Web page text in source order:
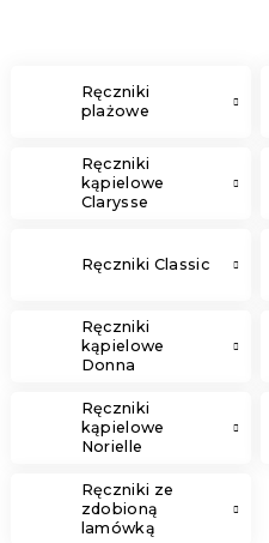
Ręczniki
plażowe
Ręczniki
kąpielowe
Clarysse
Ręczniki Classic
Ręczniki
kąpielowe
Donna
Ręczniki
kąpielowe
Norielle
Ręczniki ze
zdobioną
lamówką